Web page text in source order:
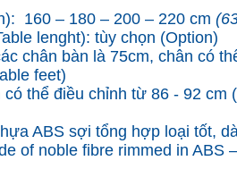
160 – 180 – 200 – 220 cm
lenght): tùy chọn (Option)
chân bàn là 75cm, chân có
feet)
thể điều chỉnh từ 86 - 92 cm
ABS sợi tổng hợp loại tốt,
of noble fibre rimmed in ABS